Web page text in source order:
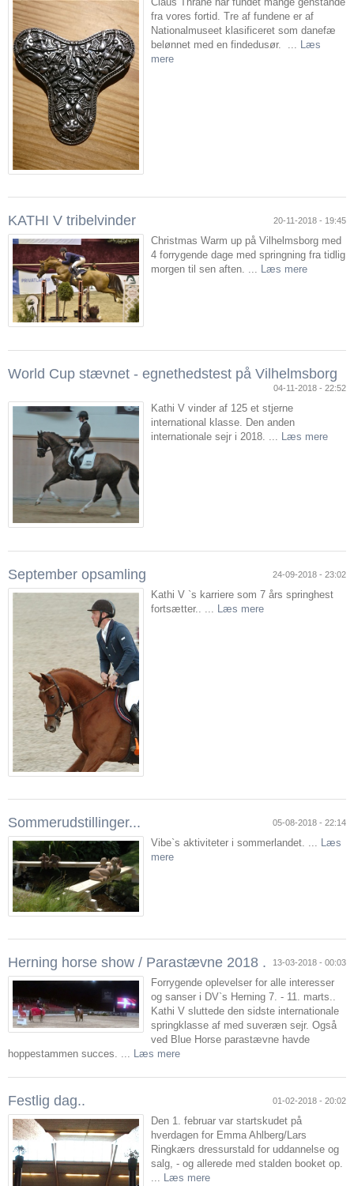
fra vores fortid. Tre af fundene er af
Nationalmuseet klasificeret som danefæ
belønnet med en findedusør. ... Læs
mere
KATHI V tribelvinder 20-11-2018 - 19:45
Christmas Warm up på Vilhelmsborg med
4 forrygende dage med springning fra tidlig
morgen til sen aften. ... Læs mere
World Cup stævnet - egnethedstest på Vilhelmsborg
04-11-2018 - 22:52
Kathi V vinder af 125 et stjerne
international klasse. Den anden
internationale sejr i 2018. ...
Læs mere
September opsamling 24-09-2018 - 23:02
Kathi V `s karriere som 7 års springhest
fortsætter.. ...
Læs mere
Sommerudstillinger... 05-08-2018 - 22:14
Vibe`s aktiviteter i sommerlandet. ... Læs
mere
Herning horse show / Parastævne 2018 . 13-03-2018 - 00:03
Forrygende oplevelser for alle interesser
og sanser i DV`s Herning 7. - 11. marts..
Kathi V sluttede den sidste internationale
springklasse af med suveræn sejr. Også
ved Blue Horse parastævne havde
hoppestammen succes. ... Læs mere
Festlig dag.. 01-02-2018 - 20:02
Den 1. februar var startskudet på
hverdagen for Emma Ahlberg/Lars
Ringkærs dressurstald for uddannelse og
salg, - og allerede med stalden booket op.
... Læs mere